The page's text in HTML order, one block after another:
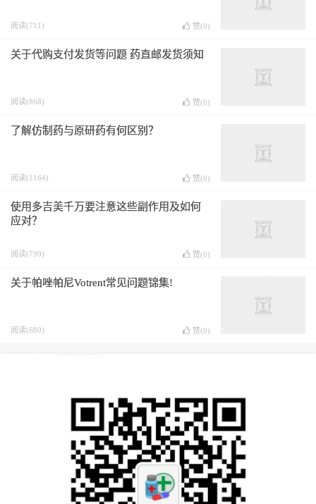
阅读(711) 赞(0)
关于代购支付发货等问题 药直邮发货须知
阅读(868) 赞(0)
了解仿制药与原研药有何区别？
阅读(1164) 赞(0)
使用多吉美千万要注意这些副作用及如何
应对？
阅读(799) 赞(0)
关于帕唑帕尼Votrent常见问题锦集!
阅读(680) 赞(0)